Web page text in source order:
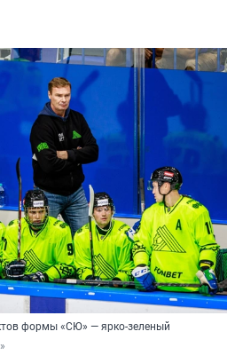
формы «СЮ» — ярко-зеленый